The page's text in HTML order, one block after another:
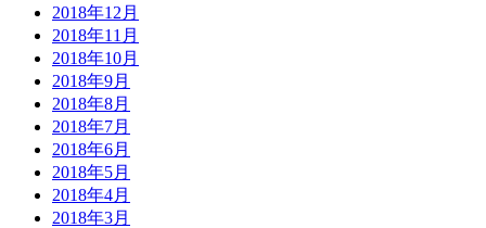
2018年12月
2018年11月
2018年10月
2018年9月
2018年8月
2018年7月
2018年6月
2018年5月
2018年4月
2018年3月